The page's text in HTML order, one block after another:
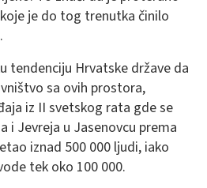
je do tog trenutka činilo
tendenciju Hrvatske države da
sa ovih prostora,
iz II svetskog rata gde se
i Jevreja u Jasenovcu prema
iznad 500 000 ljudi, iako
tek oko 100 000.